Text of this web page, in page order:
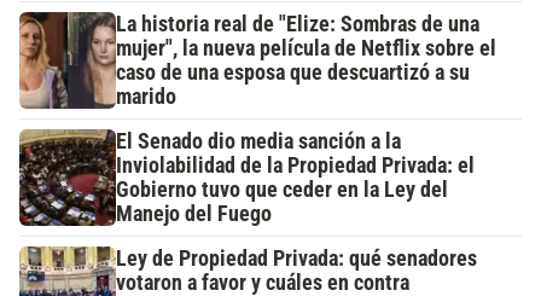
La historia real de "Elize: Sombras de una
mujer", la nueva película de Netflix sobre el
caso de una esposa que descuartizó a su
marido
El Senado dio media sanción a la
Inviolabilidad de la Propiedad Privada: el
Gobierno tuvo que ceder en la Ley del
Manejo del Fuego
Ley de Propiedad Privada: qué senadores
votaron a favor y cuáles en contra